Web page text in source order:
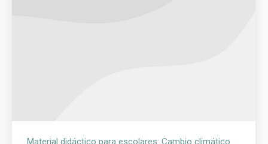
Material didáctico para escolares: Cambio climático y enfermedades transmitidas por vectores